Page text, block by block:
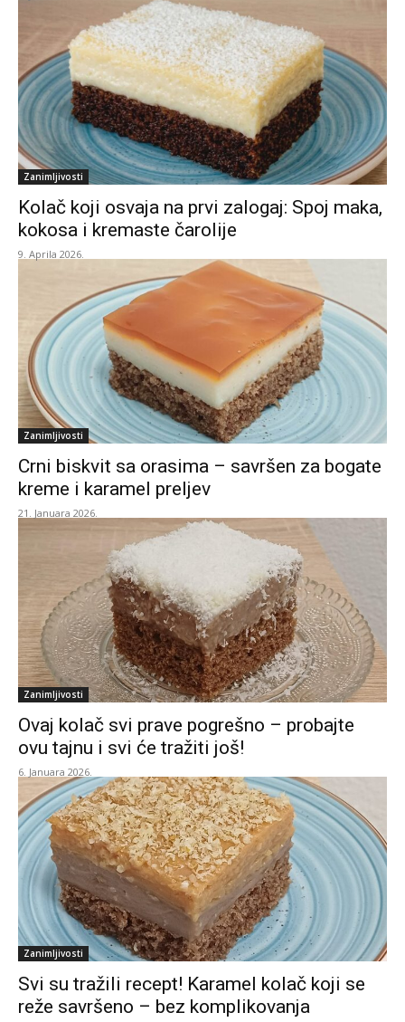
Zanimljivosti
Kolač koji osvaja na prvi zalogaj: Spoj maka,
kokosa i kremaste čarolije
9. Aprila 2026.
Zanimljivosti
Crni biskvit sa orasima – savršen za bogate
kreme i karamel preljev
21. Januara 2026.
Zanimljivosti
Ovaj kolač svi prave pogrešno – probajte
ovu tajnu i svi će tražiti još!
6. Januara 2026.
Zanimljivosti
Svi su tražili recept! Karamel kolač koji se
reže savršeno – bez komplikovanja